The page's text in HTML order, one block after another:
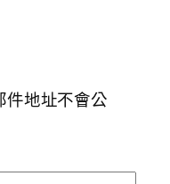
地址不會公